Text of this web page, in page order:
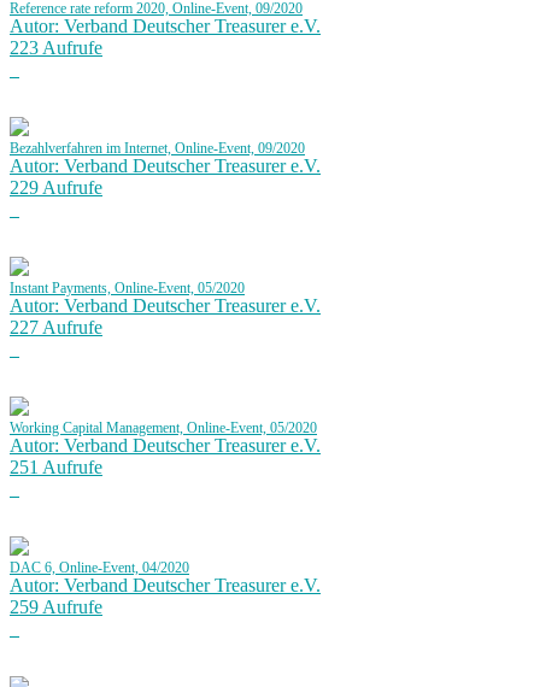
Reference rate reform 2020, Online-Event, 09/2020
Autor: Verband Deutscher Treasurer e.V.
223 Aufrufe
Bezahlverfahren im Internet, Online-Event, 09/2020
Autor: Verband Deutscher Treasurer e.V.
229 Aufrufe
Instant Payments, Online-Event, 05/2020
Autor: Verband Deutscher Treasurer e.V.
227 Aufrufe
Working Capital Management, Online-Event, 05/2020
Autor: Verband Deutscher Treasurer e.V.
251 Aufrufe
DAC 6, Online-Event, 04/2020
Autor: Verband Deutscher Treasurer e.V.
259 Aufrufe